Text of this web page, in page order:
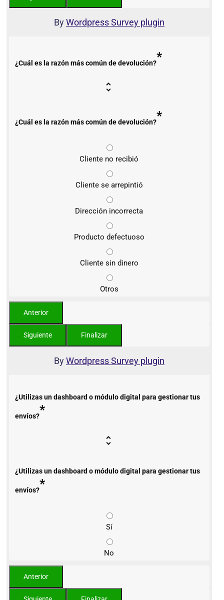
ByWordpress Survey plugin
¿Cuál es la razón más común de devolución?*
¿Cuál es la razón más común de devolución?*
Cliente no recibió
Cliente se arrepintió
Dirección incorrecta
Producto defectuoso
Cliente sin dinero
Otros
ByWordpress Survey plugin
¿Utilizas un dashboard o módulo digital para gestionar tus
envíos?*
¿Utilizas un dashboard o módulo digital para gestionar tus
envíos?*
Sí
No